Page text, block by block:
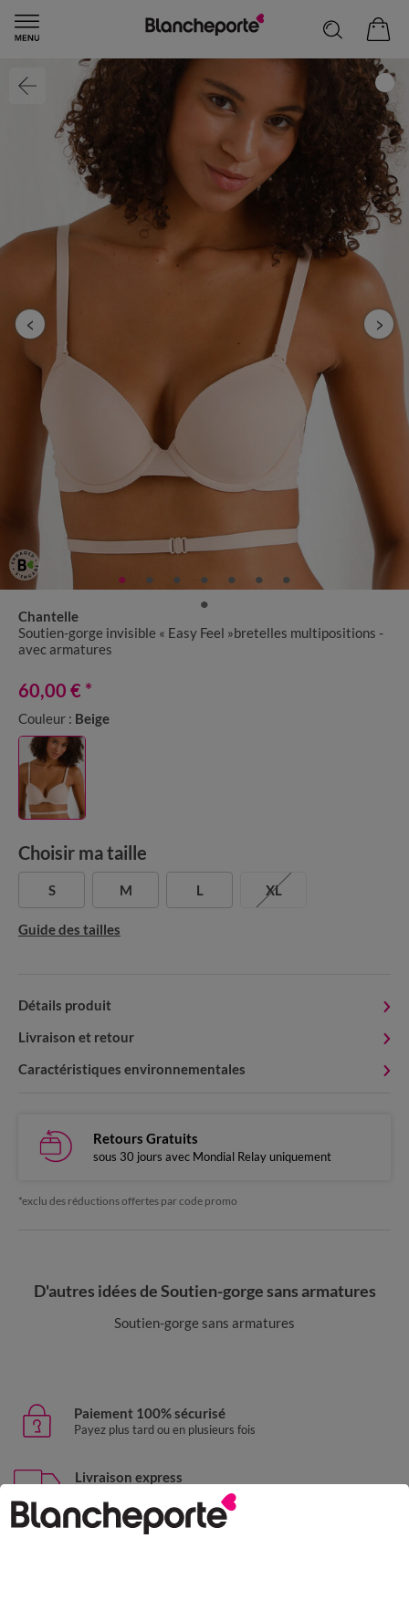
Chantelle
Soutien-gorge invisible « Easy Feel »bretelles multipositions -
avec armatures
60,00 € *
Couleur : Beige
Choisir ma taille
S M L XL
Guide des tailles
Détails produit
Livraison et retour
Caractéristiques environnementales
Retours Gratuits
sous 30 jours avec Mondial Relay uniquement
*exclu des réductions offertes par code promo
D'autres idées de Soutien-gorge sans armatures
Soutien-gorge sans armatures
Paiement 100% sécurisé
Payez plus tard ou en plusieurs fois
Livraison express
domicile, relais, consignes automatiques